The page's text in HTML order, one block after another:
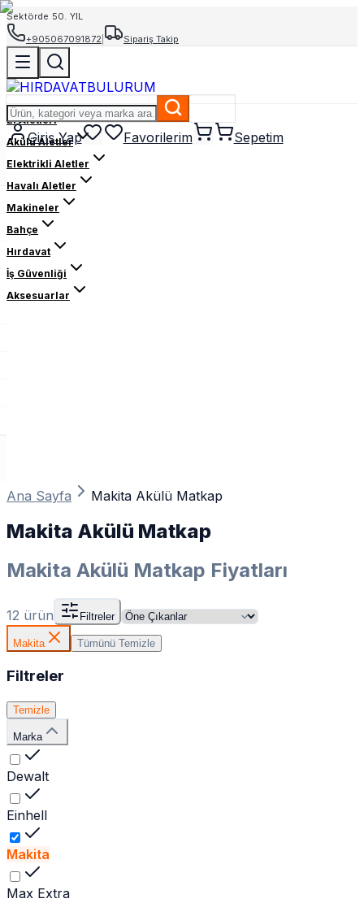
Sektörde 50. YIL
+905067091872
Sipariş Takip
Giriş Yap Favorilerim Sepetim
El Aletleri
Akülü Aletler
Elektrikli Aletler
Havalı Aletler
Makineler
Bahçe
Hırdavat
İş Güvenliği
Aksesuarlar
Ana Sayfa Makita Akülü Matkap
Makita Akülü Matkap
Makita Akülü Matkap Fiyatları
12 ürün Filtreler
Makita Tümünü Temizle
Filtreler
Temizle
Marka
Dewalt
Einhell
Makita
Max Extra